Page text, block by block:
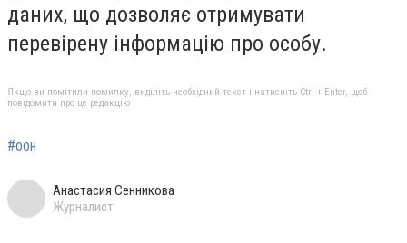
даних, що дозволяє отримувати
перевірену інформацію про особу.
Якщо ви помітили помилку, виділіть необхідний текст і натисніть Ctrl + Enter, щоб
повідомити про це редакцію
#оон
Анастасия Сенникова
Журналист